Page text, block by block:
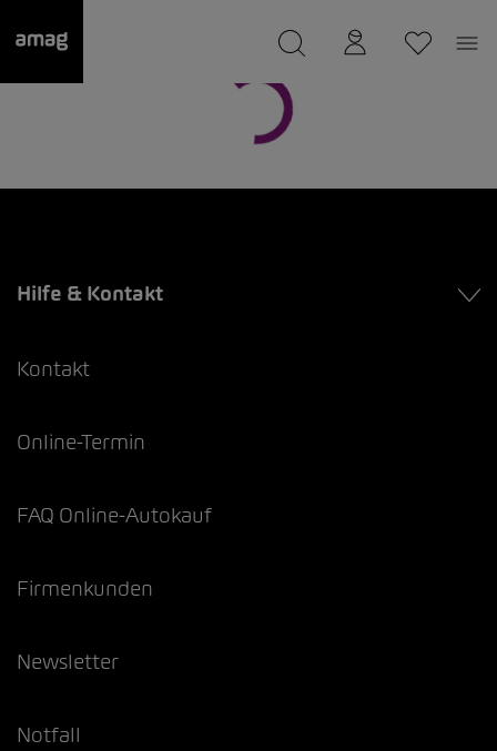
wurde als Ihre Garage gespeichert.
Hilfe & Kontakt
Kontakt
Online-Termin
FAQ Online-Autokauf
Firmenkunden
Newsletter
Notfall